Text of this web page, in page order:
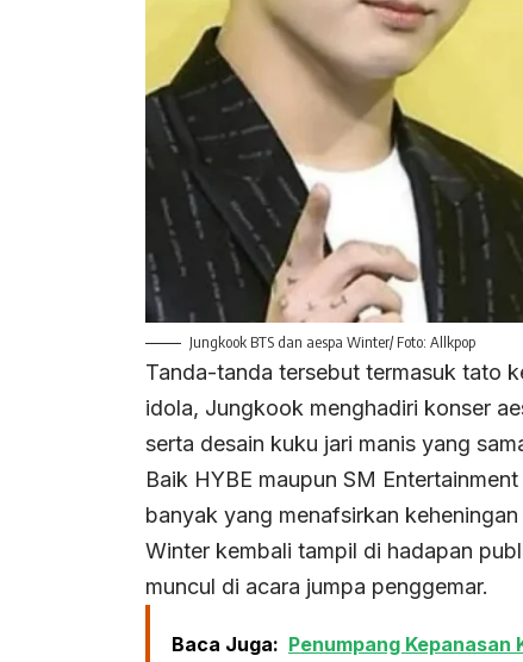
Jungkook BTS dan aespa Winter/ Foto: Allkpop
Tanda-tanda tersebut termasuk tato
idola, Jungkook menghadiri konser
serta desain kuku jari manis yang
Baik HYBE maupun SM
banyak yang menafsirkan
Winter kembali tampil di hadapan
muncul di acara jumpa penggemar.
Baca Juga: Penumpang Kepanasan